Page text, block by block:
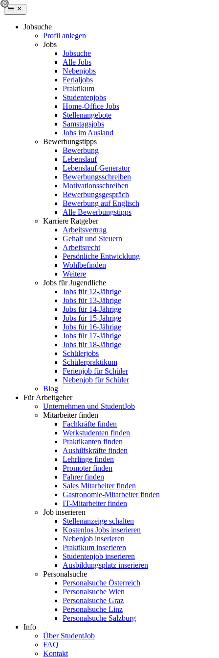
Jobsuche
Profil anlegen
Jobs
Jobsuche
Alle Jobs
Nebenjobs
Ferialjobs
Praktikum
Studentenjobs
Home-Office Jobs
Stellenangebote
Samstagsjobs
Jobs im Ausland
Bewerbungstipps
Bewerbung
Lebenslauf
Lebenslauf-Generator
Bewerbungsschreiben
Motivationsschreiben
Bewerbungsgespräch
Bewerbung auf Englisch
Alle Bewerbungstipps
Karriere Ratgeber
Arbeitsvertrag
Gehalt und Steuern
Arbeitsrecht
Persönliche Entwicklung
Wohlbefinden
Weitere
Jobs für Jugendliche
Jobs für 12-Jährige
Jobs für 13-Jährige
Jobs für 14-Jährige
Jobs für 15-Jährige
Jobs für 16-Jährige
Jobs für 17-Jährige
Jobs für 18-Jährige
Schülerjobs
Schülerpraktikum
Ferienjob für Schüler
Nebenjob für Schüler
Blog
Für Arbeitgeber
Unternehmen und StudentJob
Mitarbeiter finden
Fachkräfte finden
Werkstudenten finden
Praktikanten finden
Aushilfskräfte finden
Lehrlinge finden
Promoter finden
Fahrer finden
Sales Mitarbeiter finden
Gastronomie-Mitarbeiter finden
IT-Mitarbeiter finden
Job inserieren
Stellenanzeige schalten
Kostenlos Jobs inserieren
Nebenjob inserieren
Praktikum inserieren
Studentenjob inserieren
Ausbildungsplatz inserieren
Personalsuche
Personalsuche Österreich
Personalsuche Wien
Personalsuche Graz
Personalsuche Linz
Personalsuche Salzburg
Info
Über StudentJob
FAQ
Kontakt